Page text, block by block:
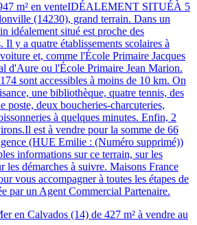
m² en venteIDÉALEMENT SITUÉÀ 5
(14230), grand terrain. Dans un
idéalement situé est proche des
Il y a quatre établissements scolaires à
et, comme l'École Primaire Jacques
d'Aure ou l'École Primaire Jean Marion.
sont accessibles à moins de 10 km. On
une bibliothèque, quatre tennis, des
poste, deux boucheries-charcuteries,
à quelques minutes. Enfin, 2
est à vendre pour la somme de 66
(HUE Emilie : (Numéro supprimé))
informations sur ce terrain, sur les
les démarches à suivre. Maisons France
vous accompagner à toutes les étapes de
par un Agent Commercial Partenaire.